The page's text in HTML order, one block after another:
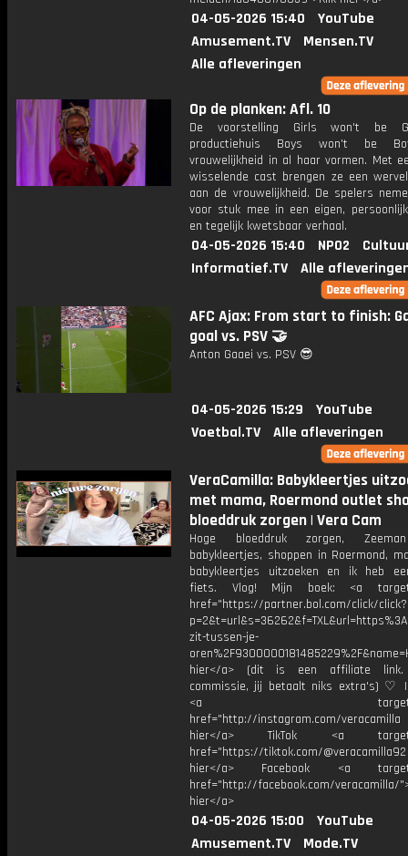
04-05-2026 15:40
YouTube
Amusement.TV
Mensen.TV
Alle afleveringen
Op de planken: Afl. 10
De voorstelling Girls won't be
productiehuis Boys won't be
vrouwelijkheid in al haar vormen. Met
wisselende cast brengen ze een
aan de vrouwelijkheid. De spelers
voor stuk mee in een eigen,
en tegelijk kwetsbaar verhaal.
04-05-2026 15:40 NPO2
Informatief.TV
Alle
AFC Ajax: From start to finish:
goal vs. PSV 🤝
Anton Gaaei vs. PSV 😎
04-05-2026 15:29
YouTube
Voetbal.TV
Alle afleveringen
VeraCamilla: Babykleertjes
met mama, Roermond outlet
bloeddruk zorgen | Vera Cam
Hoge bloeddruk zorgen,
babykleertjes, shoppen in Roermond,
babykleertjes uitzoeken en ik heb
fiets. Vlog! Mijn boek: <a
href="https://partner.bol.com/click/click?
zit-tussen-je-
hier</a> (dit is een affiliate
commissie, jij betaalt niks extra's) ♡
<a
href="http://instagram.com/
hier</a> TikTok <a
href="https://tiktok.com/
hier</a> Facebook <a
href="http://facebook.com/veracamilla/
hier</a>
04-05-2026 15:00
YouTube
Amusement.TV
Mode.TV